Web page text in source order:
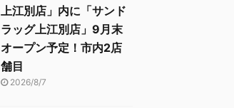
上江別店」内に「サンド
ラッグ上江別店」9月末
オープン予定！市内2店
舗目
2026/8/7